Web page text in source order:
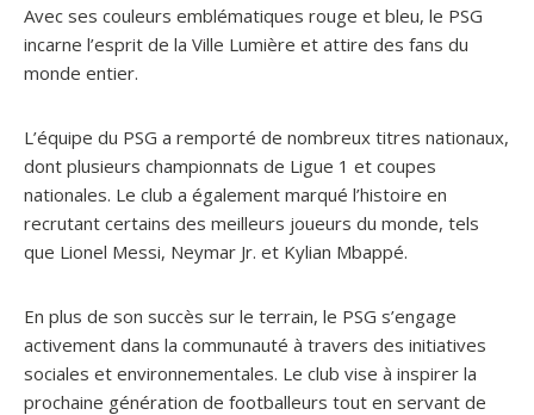
Avec ses couleurs emblématiques rouge et bleu, le PSG
incarne l’esprit de la Ville Lumière et attire des fans du
monde entier.
L’équipe du PSG a remporté de nombreux titres nationaux,
dont plusieurs championnats de Ligue 1 et coupes
nationales. Le club a également marqué l’histoire en
recrutant certains des meilleurs joueurs du monde, tels
que Lionel Messi, Neymar Jr. et Kylian Mbappé.
En plus de son succès sur le terrain, le PSG s’engage
activement dans la communauté à travers des initiatives
sociales et environnementales. Le club vise à inspirer la
prochaine génération de footballeurs tout en servant de